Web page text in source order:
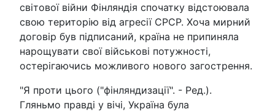
світової війни Фінляндія спочатку відстоювала
свою територію від агресії СРСР. Хоча мирний
договір був підписаний, країна не припиняла
нарощувати свої військові потужності,
остерігаючись можливого нового загострення.
"Я проти цього ("фінляндизації". - Ред.).
Гляньмо правді у вічі, Україна була